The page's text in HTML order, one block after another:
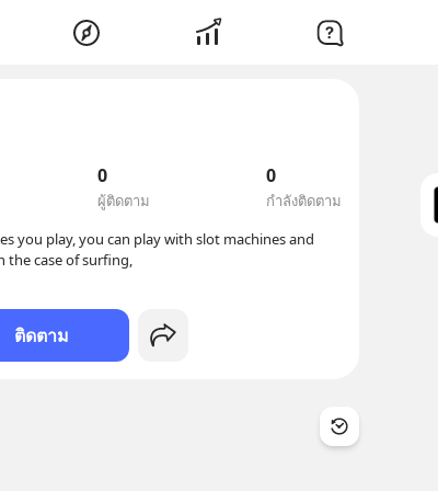
0
ผู้ติดตาม
0
กำลังติดตาม
you play, you can play with slot machines and
ติดตาม